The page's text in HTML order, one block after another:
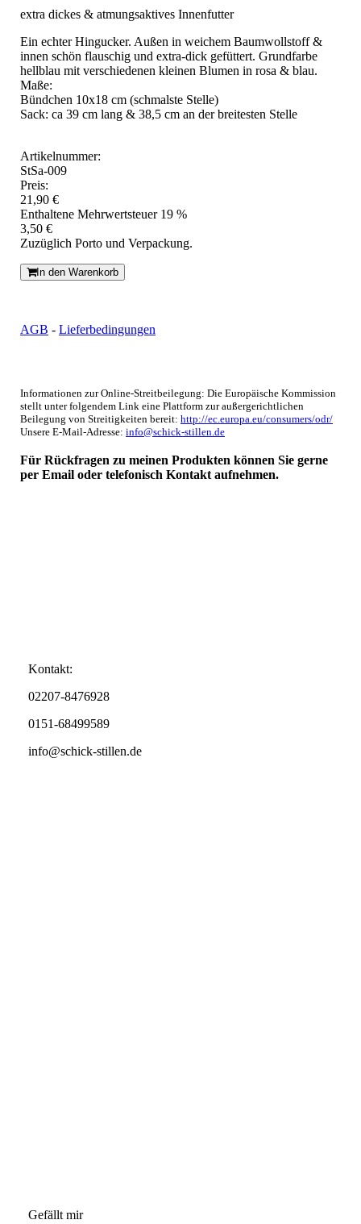
extra dickes & atmungsaktives Innenfutter
Ein echter Hingucker. Außen in weichem Baumwollstoff &
innen schön flauschig und extra-dick gefüttert. Grundfarbe
hellblau mit verschiedenen kleinen Blumen in rosa & blau.
Maße:
Bündchen 10x18 cm (schmalste Stelle)
Sack: ca 39 cm lang & 38,5 cm an der breitesten Stelle
Artikelnummer:
StSa-009
Preis:
21,90 €
Enthaltene Mehrwertsteuer 19 %
3,50 €
Zuzüglich Porto und Verpackung.
In den Warenkorb
AGB - Lieferbedingungen
Informationen zur Online-Streitbeilegung: Die Europäische Kommission
stellt unter folgendem Link eine Plattform zur außergerichtlichen
Beilegung von Streitigkeiten bereit: http://ec.europa.eu/consumers/odr/
Unsere E-Mail-Adresse: info@schick-stillen.de
Für Rückfragen zu meinen Produkten können Sie gerne
per Email oder telefonisch Kontakt aufnehmen.
Kontakt:
02207-8476928
0151-68499589
info@schick-stillen.de
Gefällt mir